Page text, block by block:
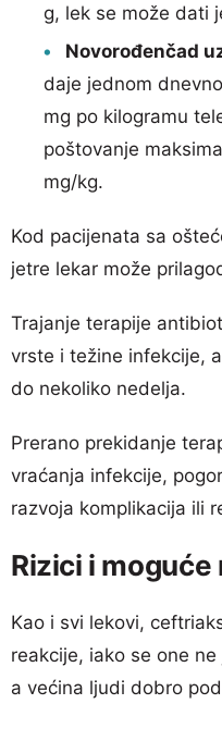
g, lek se može dati
Novorođenčad
daje jednom
mg po kilogramu
poštovanje
mg/kg.
Kod pacijenata sa
jetre lekar može
Trajanje terapije
vrste i težine infekcije,
do nekoliko nedelja.
Prerano prekidanje
vraćanja infekcije,
razvoja komplikacija ili
Rizici i
Kao i svi lekovi,
reakcije, iako se one
a većina ljudi dobro